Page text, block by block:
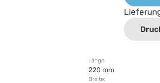
Länge:
220 mm
Breite: